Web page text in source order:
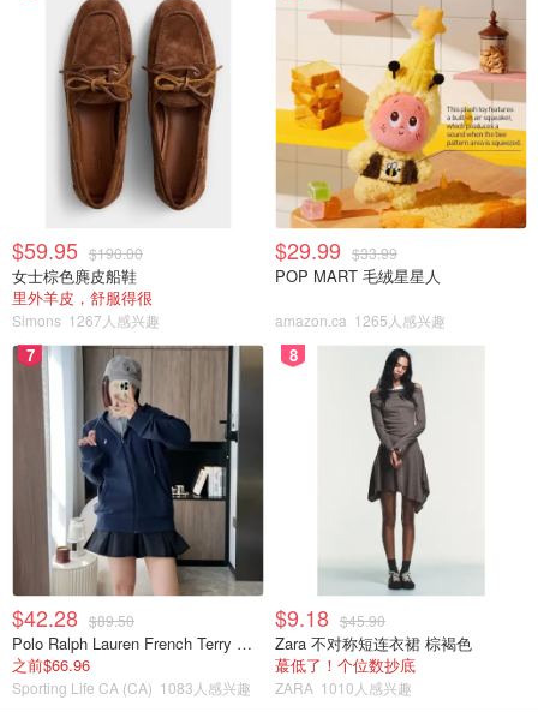
$59.95 $190.00
女士棕色麂皮船鞋
里外羊皮，舒服得很
Simons 1267人感兴趣
$29.99 $33.99
POP MART 毛绒星星人
amazon.ca 1265人感兴趣
7
$42.28 $89.50
Polo Ralph Lauren French Terry 女童连帽卫衣 7-16码
之前$66.96
Sporting Life CA (CA) 1083人感兴趣
8
$9.18 $45.90
Zara 不对称短连衣裙 棕褐色
蕞低了！个位数抄底
ZARA 1010人感兴趣